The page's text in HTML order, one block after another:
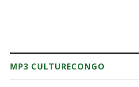
MP3 CULTURECONGO